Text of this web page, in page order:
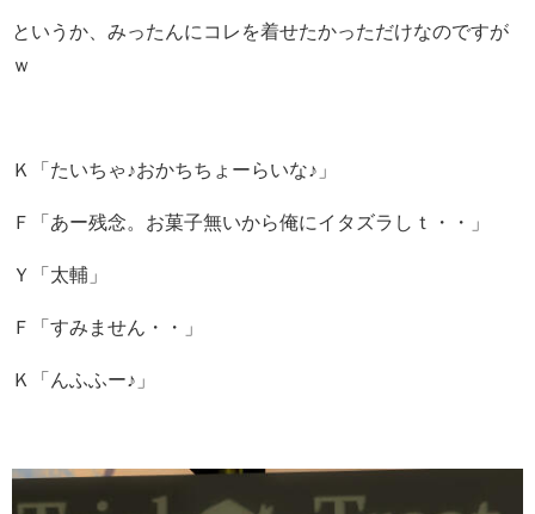
というか、みったんにコレを着せたかっただけなのですが
ｗ
Ｋ「たいちゃ♪おかちちょーらいな♪」
Ｆ「あー残念。お菓子無いから俺にイタズラしｔ・・」
Ｙ「太輔」
Ｆ「すみません・・」
Ｋ「んふふー♪」